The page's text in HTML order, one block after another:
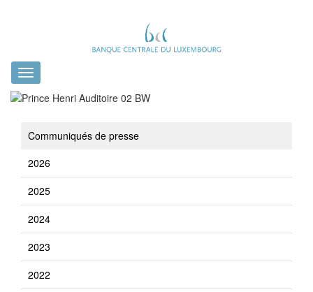
Toggle
navigation
Communiqués de presse
2026
2025
2024
2023
2022